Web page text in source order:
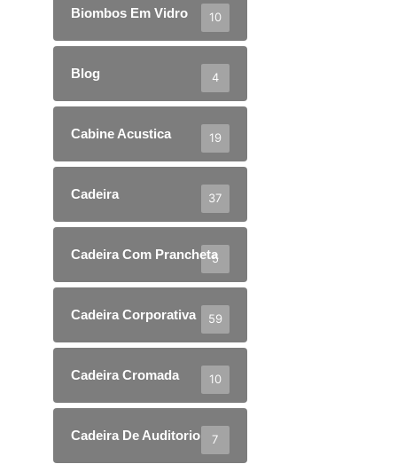
Biombos Em Vidro 10
Blog 4
Cabine Acustica 19
Cadeira 37
Cadeira Com Prancheta
5
Cadeira Corporativa 59
Cadeira Cromada 10
Cadeira De Auditorio 7